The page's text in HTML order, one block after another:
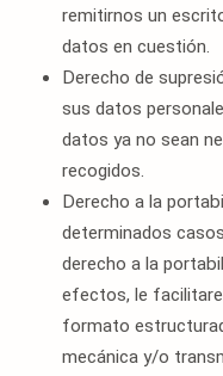
remitirnos un
datos en cuestión.
Derecho de
sus datos
datos ya no sean
recogidos.
Derecho a la
determinados
derecho a la
efectos, le
formato
mecánica y/o